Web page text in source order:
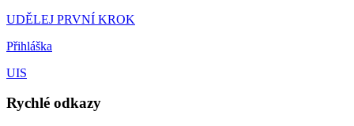
UDĚLEJ PRVNÍ KROK
Přihláška
UIS
Rychlé odkazy